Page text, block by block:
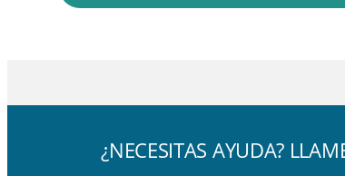
¿NECESITAS AYUDA?